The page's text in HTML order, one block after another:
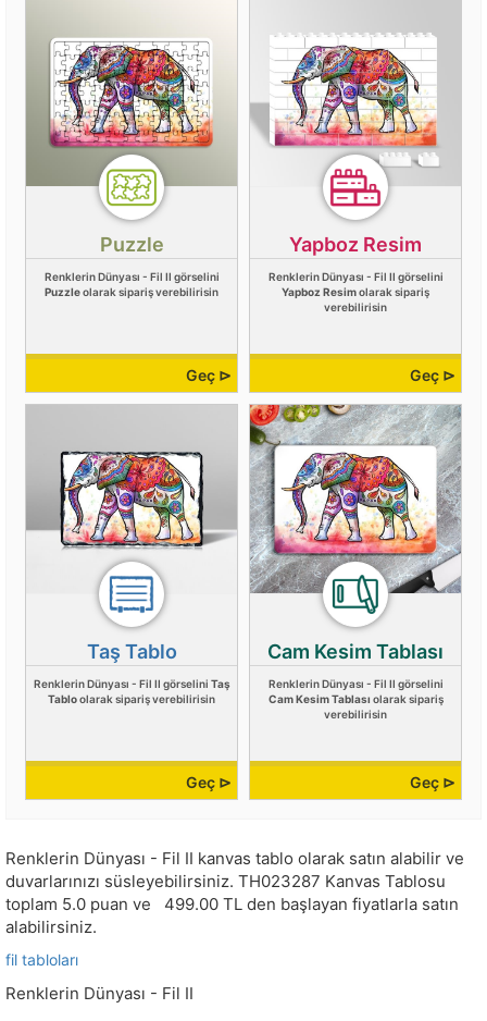
Puzzle
Renklerin Dünyası - Fil II görselini
Puzzleolarak sipariş verebilirisin
Geç ⊳
Yapboz Resim
Renklerin Dünyası - Fil II görselini
Yapboz Resimolarak sipariş
verebilirisin
Geç ⊳
Taş Tablo
Renklerin Dünyası - Fil II görselini Taş
Tabloolarak sipariş verebilirisin
Geç ⊳
Cam Kesim Tablası
Renklerin Dünyası - Fil II görselini
Cam Kesim Tablası olarak sipariş
verebilirisin
Geç ⊳
Renklerin Dünyası - Fil II kanvas tablo olarak satın alabilir ve
duvarlarınızı süsleyebilirsiniz. TH023287 Kanvas Tablosu
toplam 5.0 puan ve 499.00 TL den başlayan fiyatlarla satın
alabilirsiniz.
fil tabloları
Renklerin Dünyası - Fil II